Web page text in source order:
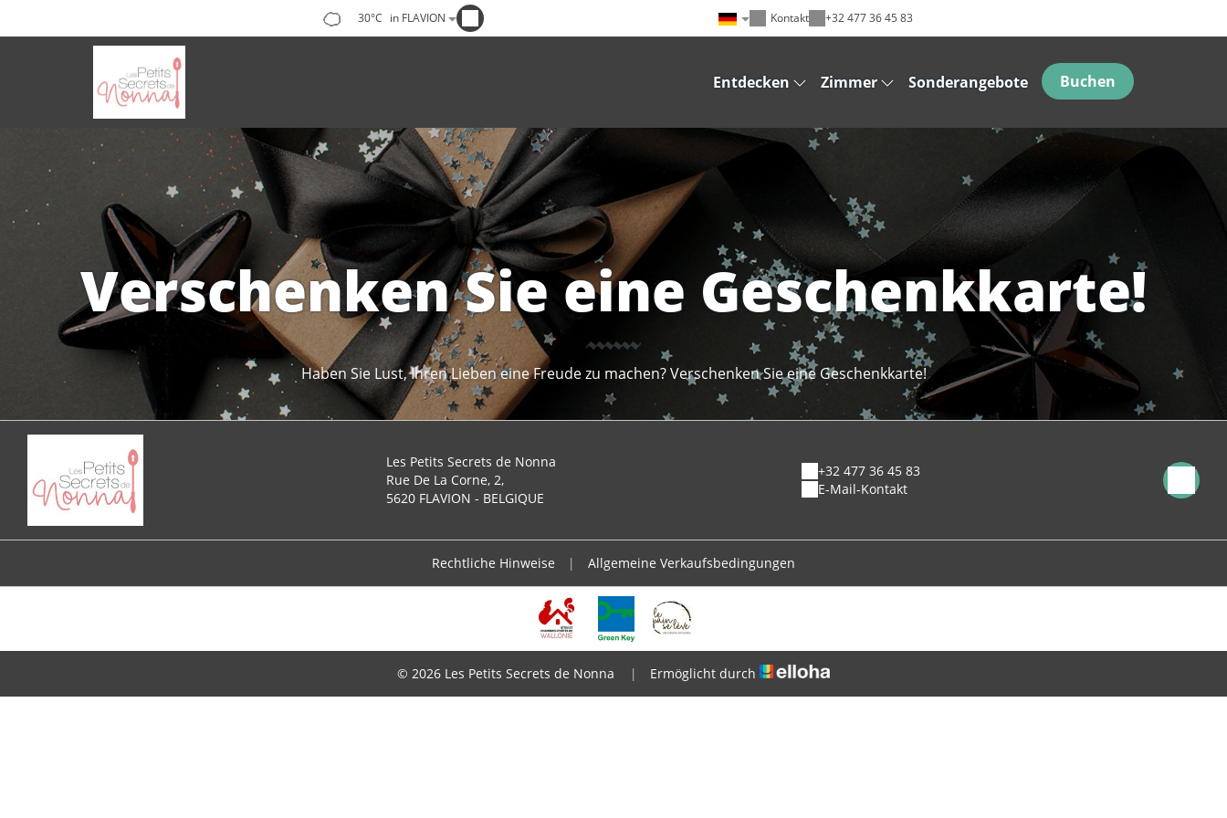
30°C in FLAVION Kontakt +32 477 36 45 83
Entdecken Zimmer Sonderangebote Buchen
Verschenken Sie eine Geschenkkarte!
Haben Sie Lust, Ihren Lieben eine Freude zu machen? Verschenken Sie eine Geschenkkarte!
Les Petits Secrets de Nonna
Rue De La Corne, 2,
5620 FLAVION - BELGIQUE
+32 477 36 45 83
E-Mail-Kontakt
Rechtliche Hinweise | Allgemeine Verkaufsbedingungen
© 2026 Les Petits Secrets de Nonna | Ermöglicht durch